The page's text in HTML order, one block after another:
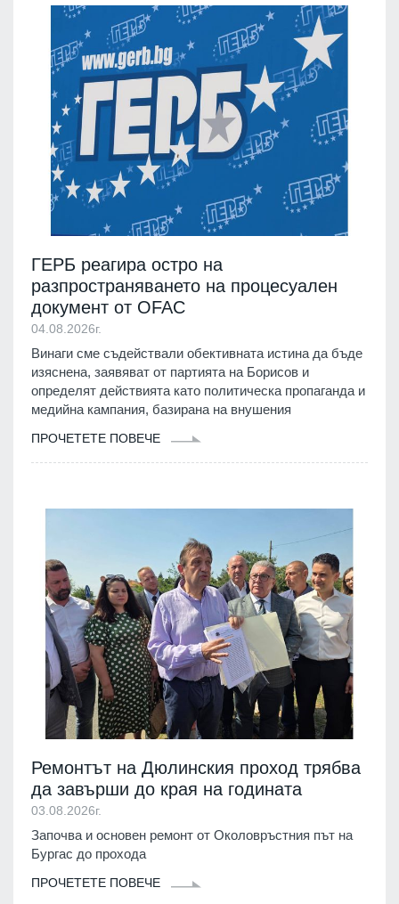
ГЕРБ реагира остро на
разпространяването на процесуален
документ от OFAC
04.08.2026г.
Винаги сме съдействали обективната истина да бъде
изяснена, заявяват от партията на Борисов и
определят действията като политическа пропаганда и
медийна кампания, базирана на внушения
ПРОЧЕТЕТЕ ПОВЕЧЕ
Ремонтът на Дюлинския проход трябва
да завърши до края на годината
03.08.2026г.
Започва и основен ремонт от Околовръстния път на
Бургас до прохода
ПРОЧЕТЕТЕ ПОВЕЧЕ